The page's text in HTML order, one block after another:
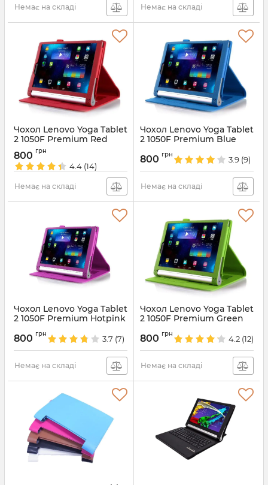
Немає на складі Немає на складі
Чохол Lenovo Yoga Tablet
2 1050F Premium Red
Артикул:
800 грн
4.4 (14)
Немає на складі
Чохол Lenovo Yoga Tablet
2 1050F Premium Blue
800 грн
3.9 (9)
Немає на складі
Чохол Lenovo Yoga Tablet
2 1050F Premium Hotpink
800 грн
3.7 (7)
Немає на складі
Чохол Lenovo Yoga Tablet
2 1050F Premium Green
800 грн
4.2 (12)
Немає на складі